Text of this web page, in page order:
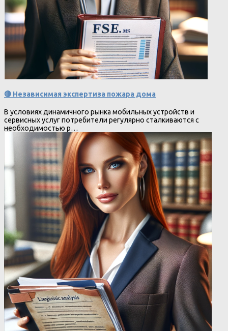
🔴 Независимая экспертиза пожара дома
В условиях динамичного рынка мобильных устройств и
сервисных услуг потребители регулярно сталкиваются с
необходимостью р…